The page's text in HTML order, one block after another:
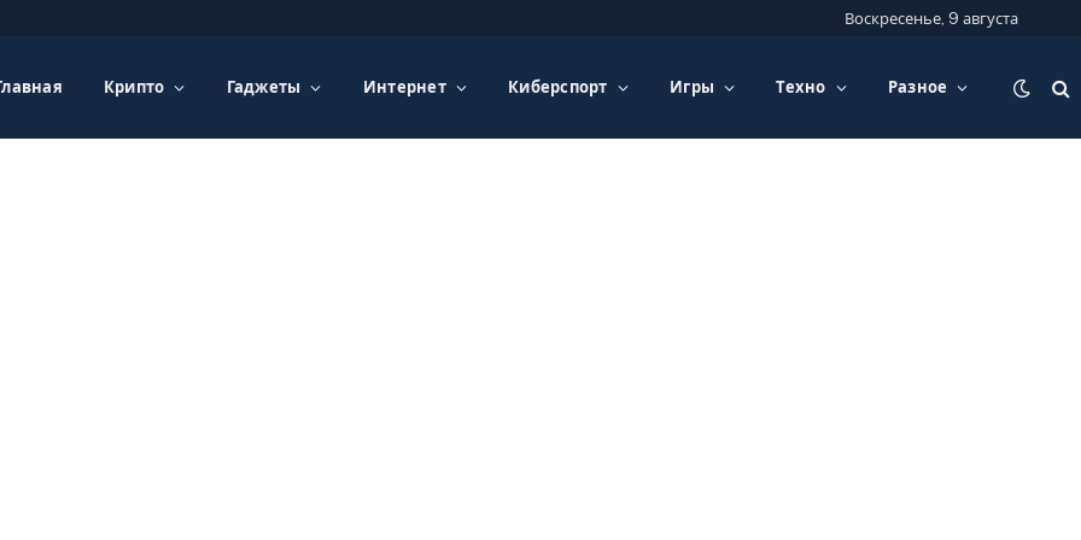
Воскресенье, 9 августа
Крипто Гаджеты Интернет Киберспорт Игры Техно Разное